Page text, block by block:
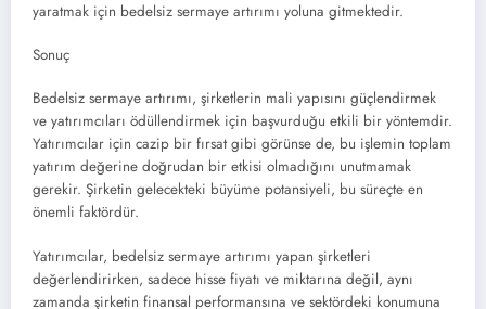
yaratmak için bedelsiz sermaye artırımı yoluna gitmektedir.
Sonuç
Bedelsiz sermaye artırımı, şirketlerin mali yapısını güçlendirmek
ve yatırımcıları ödüllendirmek için başvurduğu etkili bir yöntemdir.
Yatırımcılar için cazip bir fırsat gibi görünse de, bu işlemin toplam
yatırım değerine doğrudan bir etkisi olmadığını unutmamak
gerekir. Şirketin gelecekteki büyüme potansiyeli, bu süreçte en
önemli faktördür.
Yatırımcılar, bedelsiz sermaye artırımı yapan şirketleri
değerlendirirken, sadece hisse fiyatı ve miktarına değil, aynı
zamanda şirketin finansal performansına ve sektördeki konumuna